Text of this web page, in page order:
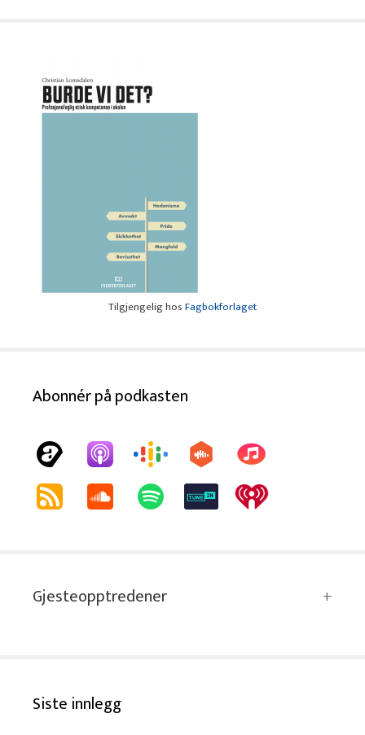
Tilgjengelig hosFagbokforlaget
Abonnér på podkasten
Gjesteopptredener
Siste innlegg